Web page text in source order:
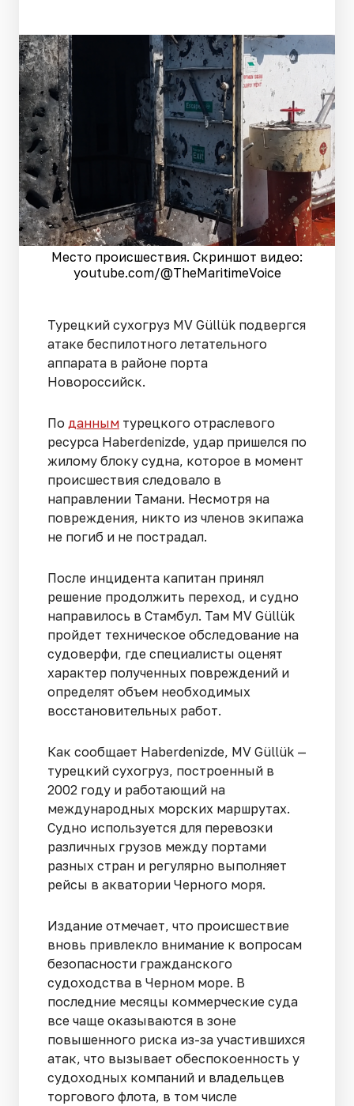
Место происшествия. Скриншот видео:
youtube.com/@TheMaritimeVoice
Турецкий сухогруз MV Güllük подвергся
атаке беспилотного летательного
аппарата в районе порта
Новороссийск.
По данным турецкого отраслевого
ресурса Haberdenizde, удар пришелся по
жилому блоку судна, которое в момент
происшествия следовало в
направлении Тамани. Несмотря на
повреждения, никто из членов экипажа
не погиб и не пострадал.
После инцидента капитан принял
решение продолжить переход, и судно
направилось в Стамбул. Там MV Güllük
пройдет техническое обследование на
судоверфи, где специалисты оценят
характер полученных повреждений и
определят объем необходимых
восстановительных работ.
Как сообщает Haberdenizde, MV Güllük —
турецкий сухогруз, построенный в
2002 году и работающий на
международных морских маршрутах.
Судно используется для перевозки
различных грузов между портами
разных стран и регулярно выполняет
рейсы в акватории Черного моря.
Издание отмечает, что происшествие
вновь привлекло внимание к вопросам
безопасности гражданского
судоходства в Черном море. В
последние месяцы коммерческие суда
все чаще оказываются в зоне
повышенного риска из-за участившихся
атак, что вызывает обеспокоенность у
судоходных компаний и владельцев
торгового флота, в том числе